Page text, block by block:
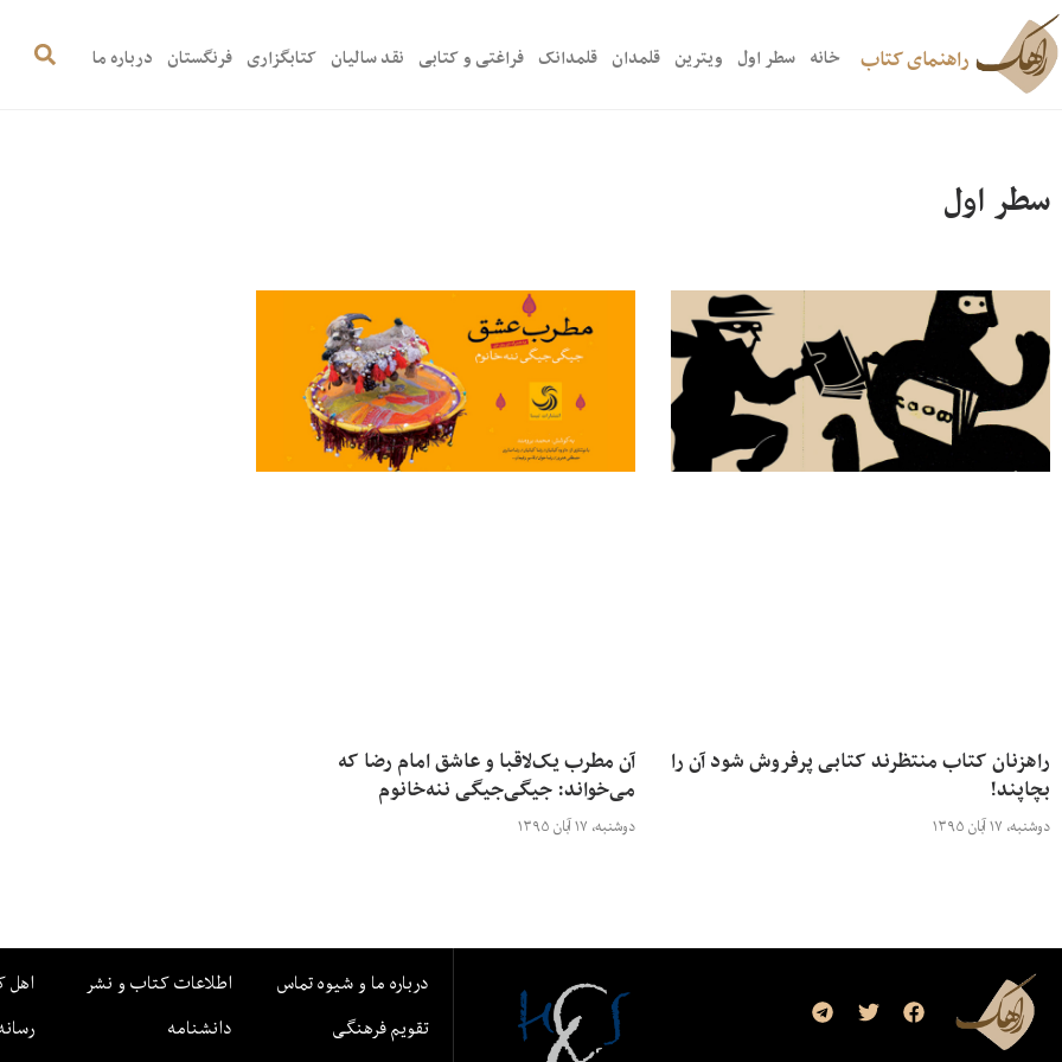
راهنمای کتاب خانه سطر اول ویترین قلمدان قلمدانک فراغتی و کتابی نقد سالیان کتابگزاری فرنگستان درباره ما
سطر اول
راهزنان کتاب منتظرند کتابی پرفروش شود آن را
بچاپند!
دوشنبه، ۱۷ آبان ۱۳۹۵
آن مطرب یک‌لاقبا و عاشق امام رضا که
می‌خواند: جیگی‌جیگی ننه‌خانوم
دوشنبه، ۱۷ آبان ۱۳۹۵
درباره ما و شیوه تماس
تقویم فرهنگی
اطلاعات کتاب و نشر
دانشنامه
اهل